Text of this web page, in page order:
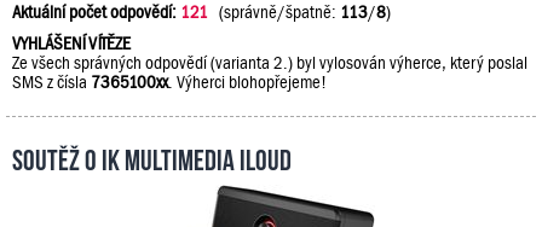
Aktuální počet odpovědí: 121 (správně/špatně: 113/8)
VYHLÁŠENÍ VÍTĚZE
Ze všech správných odpovědí (varianta 2.) byl vylosován výherce, který poslal
SMS z čísla 7365100xx. Výherci blohopřejeme!
Soutěž o IK Multimedia iLoud